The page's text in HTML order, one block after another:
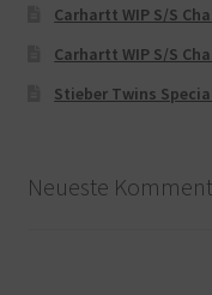
Carhartt WIP S/S
Carhartt WIP S/S
Stieber Twins
Neueste